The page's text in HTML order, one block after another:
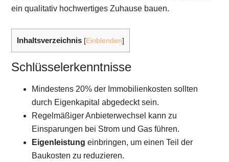
ein qualitativ hochwertiges Zuhause bauen.
Inhaltsverzeichnis [Einblenden]
Schlüsselerkenntnisse
Mindestens 20% der Immobilienkosten sollten
durch Eigenkapital abgedeckt sein.
Regelmäßiger Anbieterwechsel kann zu
Einsparungen bei Strom und Gas führen.
Eigenleistung einbringen, um einen Teil der
Baukosten zu reduzieren.